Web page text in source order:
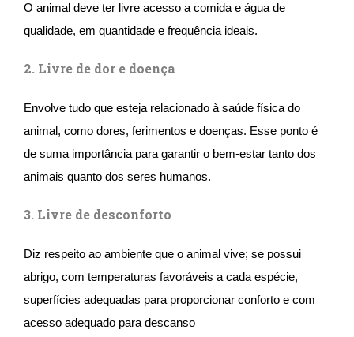
O animal deve ter livre acesso a comida e água de
qualidade, em quantidade e frequência ideais.
2. Livre de dor e doença
Envolve tudo que esteja relacionado à saúde física do
animal, como dores, ferimentos e doenças. Esse ponto é
de suma importância para garantir o bem-estar tanto dos
animais quanto dos seres humanos.
3. Livre de desconforto
Diz respeito ao ambiente que o animal vive; se possui
abrigo, com temperaturas favoráveis a cada espécie,
superfícies adequadas para proporcionar conforto e com
acesso adequado para descanso